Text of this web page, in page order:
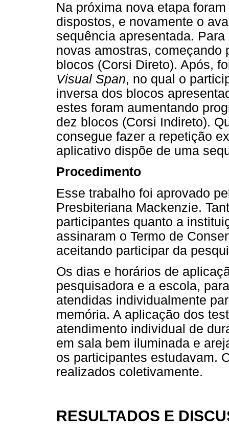
Na próxima nova etapa
dispostos, e novamente o
sequência apresentada.
novas amostras, começando
blocos (Corsi Direto). Após,
Visual Span, no qual o
inversa dos blocos
estes foram aumentando
dez blocos (Corsi Indireto).
consegue fazer a repetição
aplicativo dispõe de uma
Procedimento
Esse trabalho foi aprovado
Presbiteriana Mackenzie.
participantes quanto a
assinaram o Termo de
aceitando participar da
Os dias e horários de
pesquisadora e a escola,
atendidas individualmente
memória. A aplicação dos
atendimento individual de
em sala bem iluminada e
os participantes estudavam.
realizados coletivamente.
RESULTADOS E